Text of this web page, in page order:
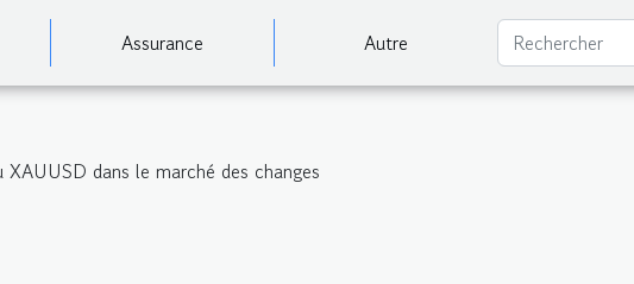
Assurance Autre
dans le marché des changes